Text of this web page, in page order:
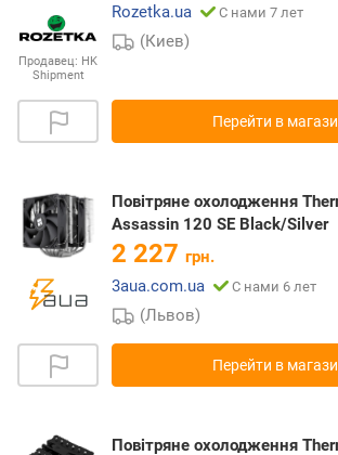
Продавец: HK
Shipment
Rozetka.ua
С нами 7 лет
(Киев)
Перейти в
Повітряне охолодження
Assassin 120 SE Black/Silver
2 227 грн.
3aua.com.ua
С нами 6 лет
(Львов)
Перейти в
Повітряне охолодження